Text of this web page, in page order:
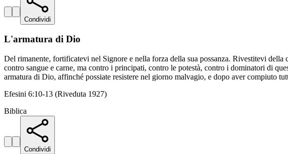
Condividi
L'armatura di Dio
Del rimanente, fortificatevi nel Signore e nella forza della sua possanza. Rivestitevi
contro sangue e carne, ma contro i principati, contro le potestà, contro i dominatori di
armatura di Dio, affinché possiate resistere nel giorno malvagio, e dopo aver compiuto
Efesini 6:10-13 (Riveduta 1927)
Biblica
Condividi